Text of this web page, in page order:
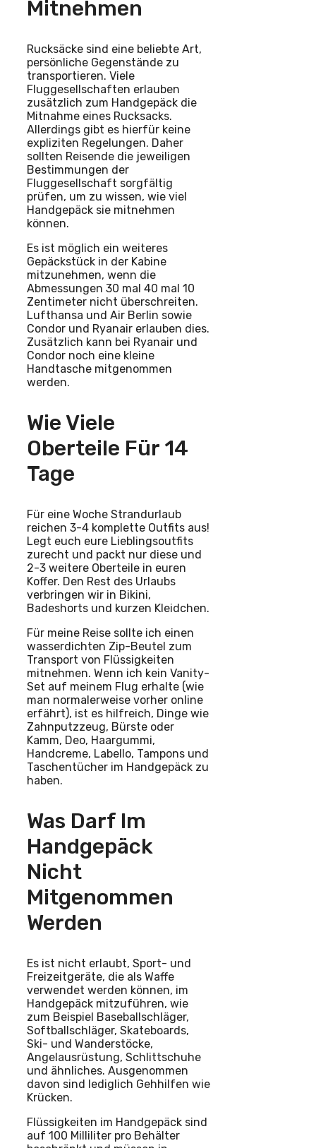
Mitnehmen
Rucksäcke sind eine beliebte Art,
persönliche Gegenstände zu
transportieren. Viele
Fluggesellschaften erlauben
zusätzlich zum Handgepäck die
Mitnahme eines Rucksacks.
Allerdings gibt es hierfür keine
expliziten Regelungen. Daher
sollten Reisende die jeweiligen
Bestimmungen der
Fluggesellschaft sorgfältig
prüfen, um zu wissen, wie viel
Handgepäck sie mitnehmen
können.
Es ist möglich ein weiteres
Gepäckstück in der Kabine
mitzunehmen, wenn die
Abmessungen 30 mal 40 mal 10
Zentimeter nicht überschreiten.
Lufthansa und Air Berlin sowie
Condor und Ryanair erlauben dies.
Zusätzlich kann bei Ryanair und
Condor noch eine kleine
Handtasche mitgenommen
werden.
Wie Viele
Oberteile Für 14
Tage
Für eine Woche Strandurlaub
reichen 3-4 komplette Outfits aus!
Legt euch eure Lieblingsoutfits
zurecht und packt nur diese und
2-3 weitere Oberteile in euren
Koffer. Den Rest des Urlaubs
verbringen wir in Bikini,
Badeshorts und kurzen Kleidchen.
Für meine Reise sollte ich einen
wasserdichten Zip-Beutel zum
Transport von Flüssigkeiten
mitnehmen. Wenn ich kein Vanity-
Set auf meinem Flug erhalte (wie
man normalerweise vorher online
erfährt), ist es hilfreich, Dinge wie
Zahnputzzeug, Bürste oder
Kamm, Deo, Haargummi,
Handcreme, Labello, Tampons und
Taschentücher im Handgepäck zu
haben.
Was Darf Im
Handgepäck
Nicht
Mitgenommen
Werden
Es ist nicht erlaubt, Sport- und
Freizeitgeräte, die als Waffe
verwendet werden können, im
Handgepäck mitzuführen, wie
zum Beispiel Baseballschläger,
Softballschläger, Skateboards,
Ski- und Wanderstöcke,
Angelausrüstung, Schlittschuhe
und ähnliches. Ausgenommen
davon sind lediglich Gehhilfen wie
Krücken.
Flüssigkeiten im Handgepäck sind
auf 100 Milliliter pro Behälter